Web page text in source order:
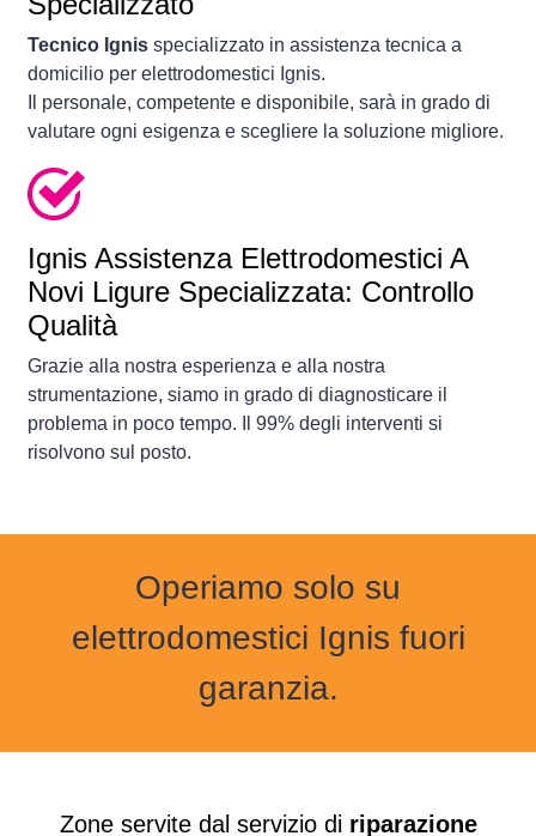
Tecnico Ignis specializzato in assistenza tecnica a
domicilio per elettrodomestici Ignis.
Il personale, competente e disponibile, sarà in grado di
valutare ogni esigenza e scegliere la soluzione migliore.
Ignis Assistenza Elettrodomestici A
Novi Ligure Specializzata: Controllo
Qualità
Grazie alla nostra esperienza e alla nostra
strumentazione, siamo in grado di diagnosticare il
problema in poco tempo. Il 99% degli interventi si
risolvono sul posto.
Operiamo solo su
elettrodomestici Ignis fuori
garanzia.
Zone servite dal servizio di riparazione